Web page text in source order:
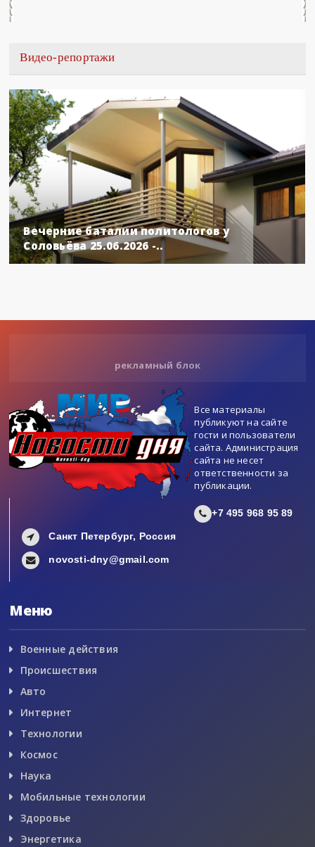
Видео-репортажи
Вечерние баталии политологов у
Соловьёва 25.06.2026 -..
рекламный блок
Все материалы
публикуют на сайте
гости и пользователи
сайта. Администрация
сайта не несет
ответственности за
публикации.
+7 495 968 95 89
Санкт Петербург, Россия
novosti-dny@gmail.com
Меню
Военные действия
Происшествия
Авто
Интернет
Технологии
Космос
Наука
Мобильные технологии
Здоровье
Энергетика